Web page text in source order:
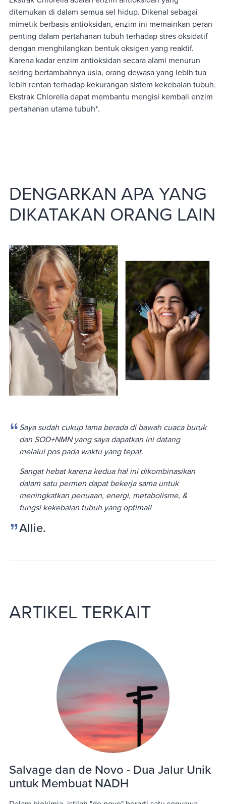
ditemukan di dalam semua sel hidup. Dikenal sebagai
mimetik berbasis antioksidan, enzim ini memainkan peran
penting dalam pertahanan tubuh terhadap stres oksidatif
dengan menghilangkan bentuk oksigen yang reaktif.
Karena kadar enzim antioksidan secara alami menurun
seiring bertambahnya usia, orang dewasa yang lebih tua
lebih rentan terhadap kekurangan sistem kekebalan tubuh.
Ekstrak Chlorella dapat membantu mengisi kembali enzim
pertahanan utama tubuh*.
DENGARKAN APA YANG
DIKATAKAN ORANG LAIN
Saya sudah cukup lama berada di bawah cuaca buruk
dan SOD+NMN yang saya dapatkan ini datang
melalui pos pada waktu yang tepat.
Sangat hebat karena kedua hal ini dikombinasikan
dalam satu permen dapat bekerja sama untuk
meningkatkan penuaan, energi, metabolisme, &
fungsi kekebalan tubuh yang optimal!
Allie.
ARTIKEL TERKAIT
Salvage dan de Novo - Dua Jalur Unik
untuk Membuat NADH